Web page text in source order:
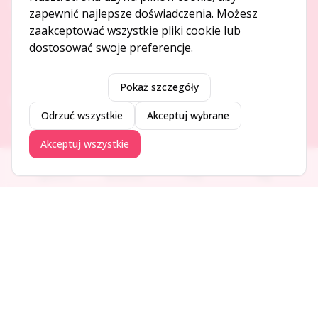
O NAS
O serwisie
Kontakt
DODAJ I PROMUJ
Dodaj ogłoszenie
Dodaj firmę
Promuj ogłoszenie
Ogłoszenia Aktualności Firmy Blog
zapewnić najlepsze doświadczenia. Możesz
zaakceptować wszystkie pliki cookie lub
dostosować swoje preferencje.
Pokaż szczegóły
Odrzuć wszystkie Akceptuj wybrane
Akceptuj wszystkie